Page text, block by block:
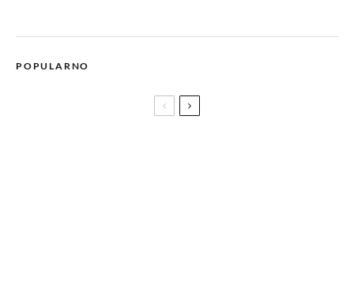
POPULARNO